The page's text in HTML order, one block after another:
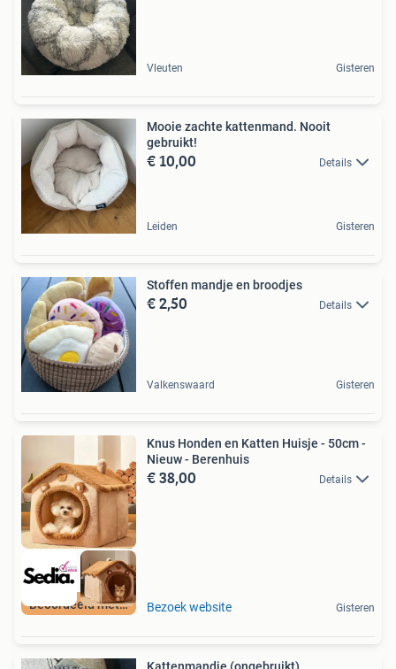
Vleuten Gisteren
Mooie zachte kattenmand. Nooit
gebruikt!
€ 10,00 Details
Leiden Gisteren
Stoffen mandje en broodjes
€ 2,50 Details
Valkenswaard Gisteren
Beoordeeld met 9+
Knus Honden en Katten Huisje - 50cm -
Nieuw - Berenhuis
€ 38,00 Details
Bezoek website Gisteren